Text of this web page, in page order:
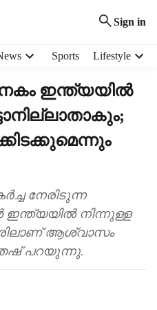
Sign in
Sports Lifestyle
ഇന്ത്യയിൽ
നേരിടുന്ന
ഇന്ത്യയിൽ നിന്നുള്ള
ആശ്വാസം
പറയുന്നു.